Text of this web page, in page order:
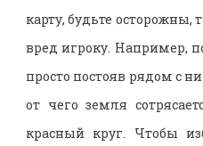
карту, будьте осторожны,
вред игроку. Например,
просто постояв рядом с
от чего земля
красный круг. Чтобы